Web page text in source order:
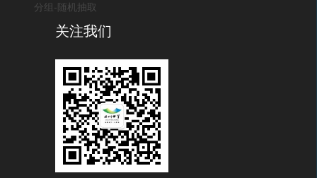
分组-随机抽取
关注我们